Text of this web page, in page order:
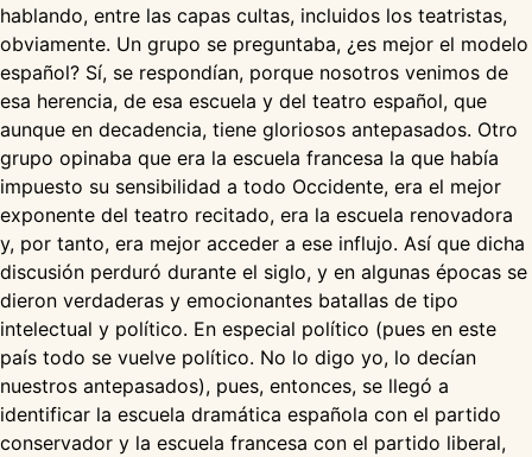
hablando, entre las capas cultas, incluidos los teatristas,
obviamente. Un grupo se preguntaba, ¿es mejor el modelo
español? Sí, se respondían, porque nosotros venimos de
esa herencia, de esa escuela y del teatro español, que
aunque en decadencia, tiene gloriosos antepasados. Otro
grupo opinaba que era la escuela francesa la que había
impuesto su sensibilidad a todo Occidente, era el mejor
exponente del teatro recitado, era la escuela renovadora
y, por tanto, era mejor acceder a ese influjo. Así que dicha
discusión perduró durante el siglo, y en algunas épocas se
dieron verdaderas y emocionantes batallas de tipo
intelectual y político. En especial político (pues en este
país todo se vuelve político. No lo digo yo, lo decían
nuestros antepasados), pues, entonces, se llegó a
identificar la escuela dramática española con el partido
conservador y la escuela francesa con el partido liberal,